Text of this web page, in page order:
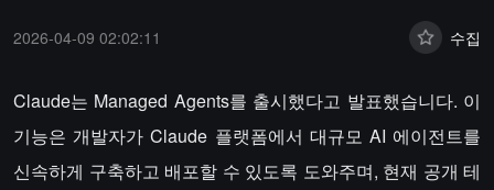
2026-04-09 02:02:11 수집
Claude는 Managed Agents를 출시했다고 발표했습니다. 이
기능은 개발자가 Claude 플랫폼에서 대규모 AI 에이전트를
신속하게 구축하고 배포할 수 있도록 도와주며, 현재 공개 테